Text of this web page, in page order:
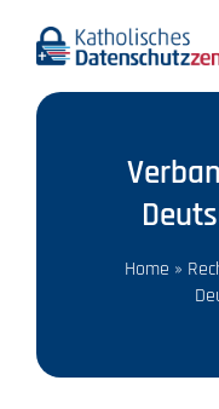
Aktuelles
Wir über uns
Datenschutz A-Z
Recht
Home »